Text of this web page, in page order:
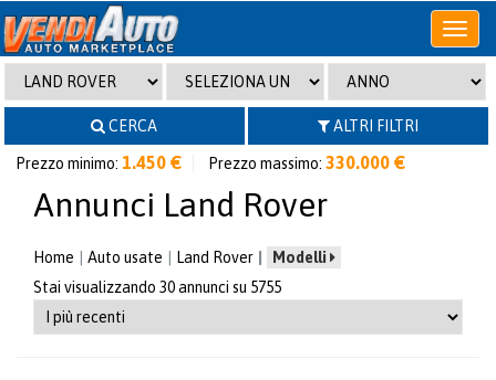
Apri
o
chiudi
menu
CERCA
ALTRI FILTRI
Prezzo minimo: 1.450 € Prezzo massimo: 330.000 €
Annunci Land Rover
Home Auto usate Land Rover
Modelli
Stai visualizzando 30 annunci su 5755